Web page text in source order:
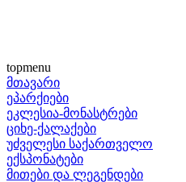
topmenu
მთავარი
ეპარქიები
ეკლესია-მონასტრები
ციხე-ქალაქები
უძველესი საქართველო
ექსპონატები
მითები და ლეგენდები